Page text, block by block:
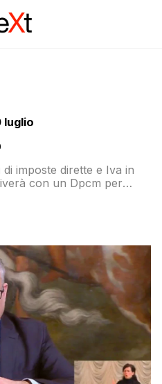
luglio
imposte dirette e Iva in
con un Dpcm per
(in virtù della pausa
alla cassa con lo